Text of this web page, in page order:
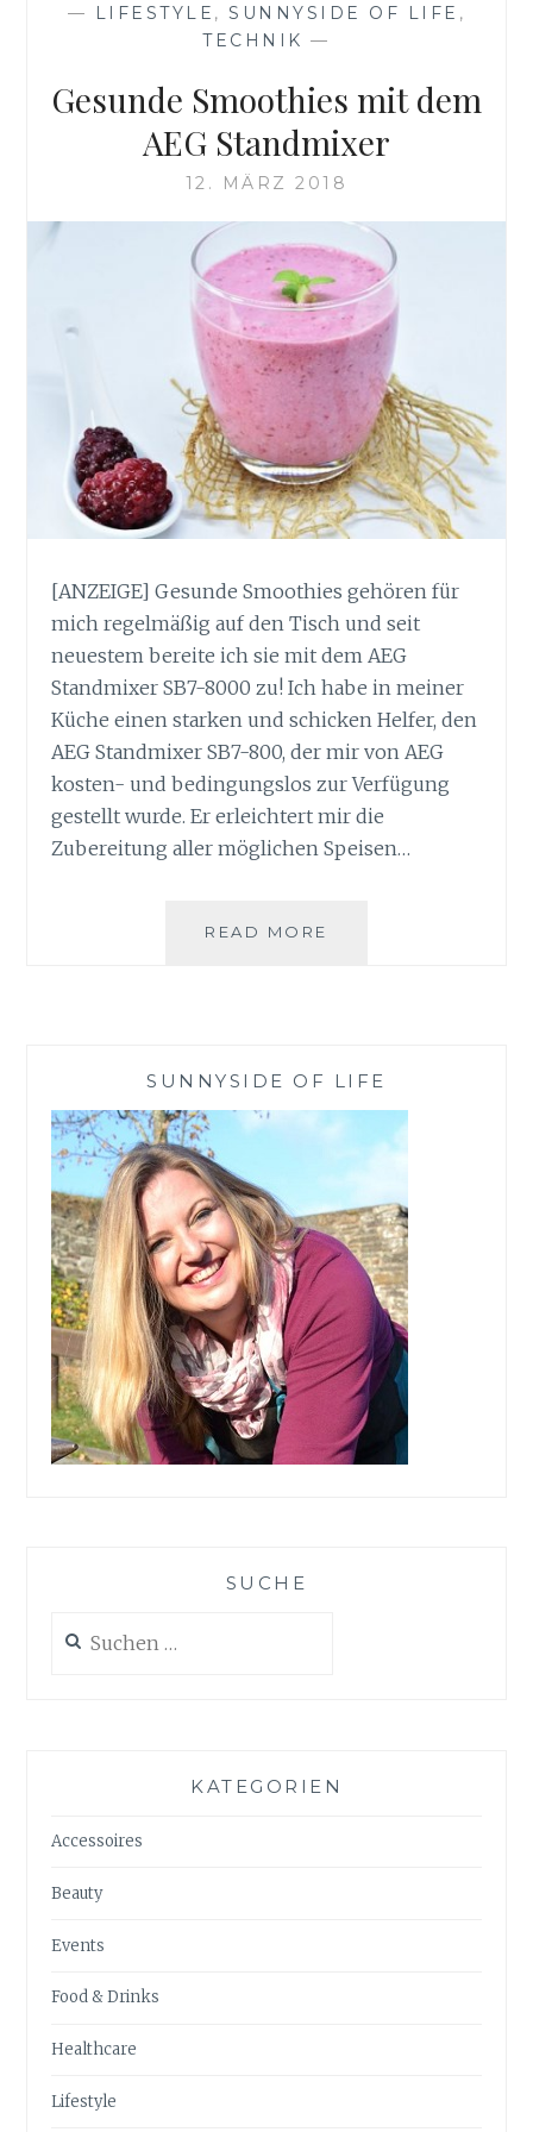
— LIFESTYLE ,SUNNYSIDE OF LIFE ,
TECHNIK —
Gesunde Smoothies mit dem
AEG Standmixer
12. MÄRZ 2018
[ANZEIGE] Gesunde Smoothies gehören für
mich regelmäßig auf den Tisch und seit
neuestem bereite ich sie mit dem AEG
Standmixer SB7-8000 zu! Ich habe in meiner
Küche einen starken und schicken Helfer, den
AEG Standmixer SB7-800, der mir von AEG
kosten- und bedingungslos zur Verfügung
gestellt wurde. Er erleichtert mir die
Zubereitung aller möglichen Speisen…
READ MORE
SUNNYSIDE OF LIFE
SUCHE
nach:
KATEGORIEN
Accessoires
Beauty
Events
Food & Drinks
Healthcare
Lifestyle